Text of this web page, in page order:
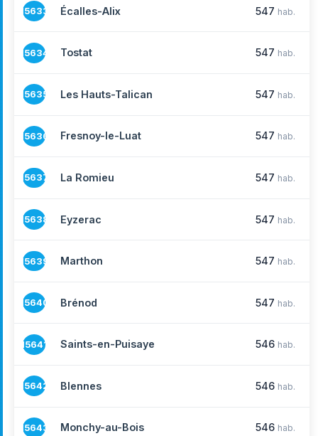
15633 Écalles-Alix 547 hab.
15634 Tostat 547 hab.
15635 Les Hauts-Talican 547 hab.
15636 Fresnoy-le-Luat 547 hab.
15637 La Romieu 547 hab.
15638 Eyzerac 547 hab.
15639 Marthon 547 hab.
15640 Brénod 547 hab.
15641 Saints-en-Puisaye 546 hab.
15642 Blennes 546 hab.
15643 Monchy-au-Bois 546 hab.